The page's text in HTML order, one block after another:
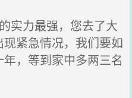
实力最强，您去了大
紧急情况，我们要如
，等到家中多两三名